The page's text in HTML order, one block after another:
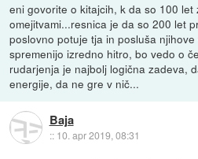
eni govorite o kitajcih, k da so 100 let
omejitvami...resnica je da so 200 let
poslovno potuje tja in posluša
spremenijo izredno hitro, bo vedo o
rudarjenja je najbolj logična zadeva,
energije, da ne gre v nič...
Baja
:: 10. apr 2019, 08:31